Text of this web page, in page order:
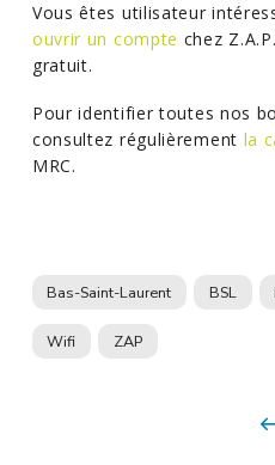
Vous êtes utilisateur
ouvrir un compte chez
gratuit.
Pour identifier toutes nos
consultez régulièrement la
MRC.
Bas-Saint-Laurent BSL
Wifi ZAP